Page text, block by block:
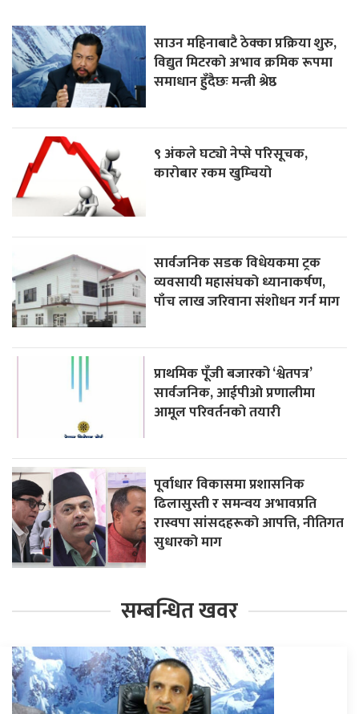
साउन महिनाबाटै ठेक्का प्रक्रिया शुरु,
विद्युत मिटरको अभाव क्रमिक रूपमा
समाधान हुँदैछः मन्त्री श्रेष्ठ
९ अंकले घट्यो नेप्से परिसूचक,
कारोबार रकम खुम्चियो
सार्वजनिक सडक विधेयकमा ट्रक
व्यवसायी महासंघको ध्यानाकर्षण,
पाँच लाख जरिवाना संशोधन गर्न माग
प्राथमिक पूँजी बजारको ‘श्वेतपत्र’
सार्वजनिक, आईपीओ प्रणालीमा
आमूल परिवर्तनको तयारी
पूर्वाधार विकासमा प्रशासनिक
ढिलासुस्ती र समन्वय अभावप्रति
रास्वपा सांसदहरूको आपत्ति, नीतिगत
सुधारको माग
सम्बन्धित खवर